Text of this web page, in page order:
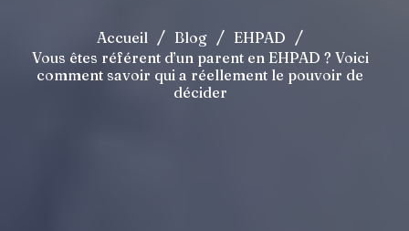
Accueil / Blog / EHPAD /
Vous êtes référent d’un parent en EHPAD ? Voici
comment savoir qui a réellement le pouvoir de
décider